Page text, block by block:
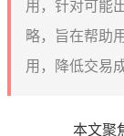
用，针对可能
略，旨在帮助
用，降低交易
本文聚